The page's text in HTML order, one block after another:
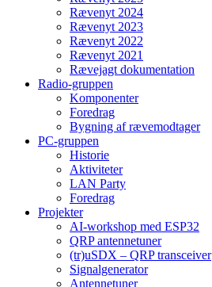
Rævenyt 2024
Rævenyt 2023
Rævenyt 2022
Rævenyt 2021
Rævejagt dokumentation
Radio-gruppen
Komponenter
Foredrag
Bygning af rævemodtager
PC-gruppen
Historie
Aktiviteter
LAN Party
Foredrag
Projekter
AI-workshop med ESP32
QRP antennetuner
(tr)uSDX – QRP transceiver
Signalgenerator
Antennetuner